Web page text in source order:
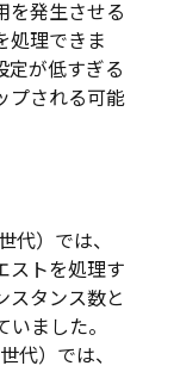
を発生させる
処理できま
定が低すぎる
プされる可能
代）では、
ストを処理す
スタンス数と
ました。
代）では、